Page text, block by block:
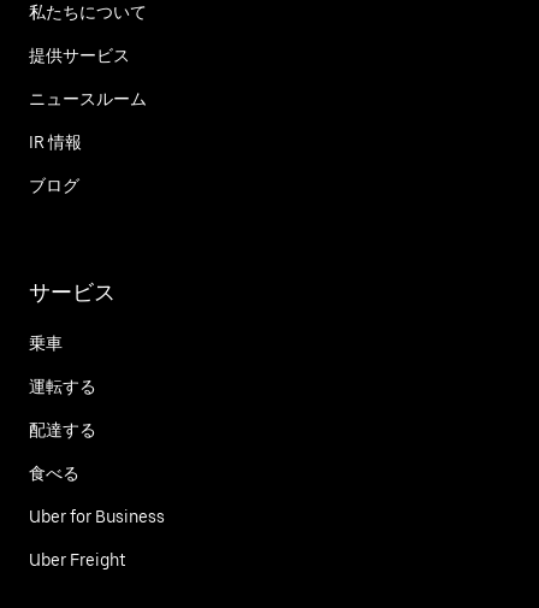
私たちについて
提供サービス
ニュースルーム
IR 情報
ブログ
サービス
乗車
運転する
配達する
食べる
Uber for Business
Uber Freight